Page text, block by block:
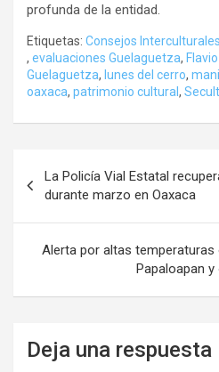
profunda de la entidad.
Etiquetas: Consejos Interculturales
, evaluaciones Guelaguetza,
Guelaguetza, lunes del cerro,
oaxaca, patrimonio cultural,
de
entradas
La Policía Vial Estatal
durante marzo en Oaxaca
Alerta por altas temperaturas
Papaloapan
Deja una respuesta